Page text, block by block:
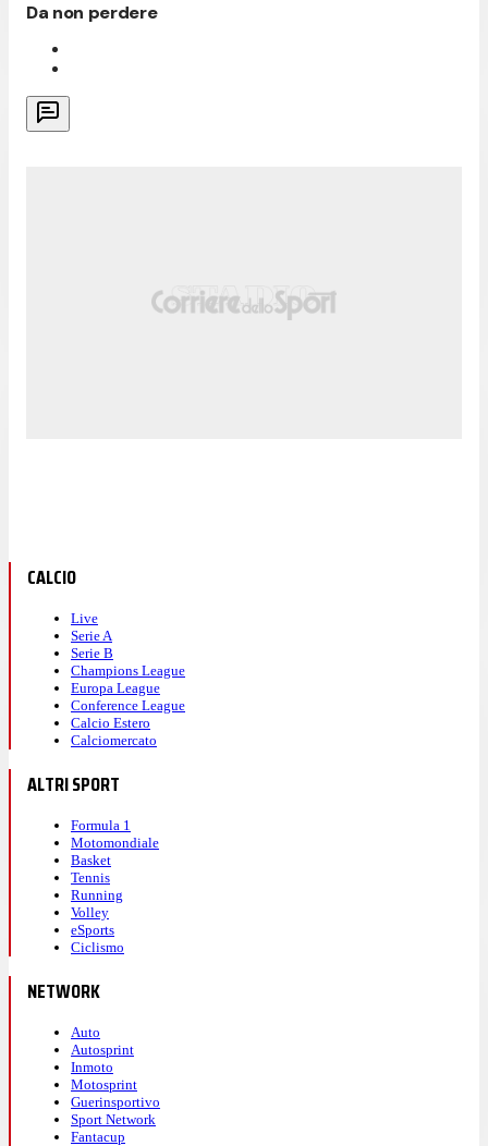
Da non perdere
CALCIO
Live
Serie A
Serie B
Champions League
Europa League
Conference League
Calcio Estero
Calciomercato
ALTRI SPORT
Formula 1
Motomondiale
Basket
Tennis
Running
Volley
eSports
Ciclismo
NETWORK
Auto
Autosprint
Inmoto
Motosprint
Guerinsportivo
Sport Network
Fantacup